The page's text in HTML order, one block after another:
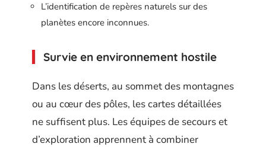
L’identification de repères naturels sur des
planètes encore inconnues.
Survie en environnement hostile
Dans les déserts, au sommet des montagnes
ou au cœur des pôles, les cartes détaillées
ne suffisent plus. Les équipes de secours et
d’exploration apprennent à combiner